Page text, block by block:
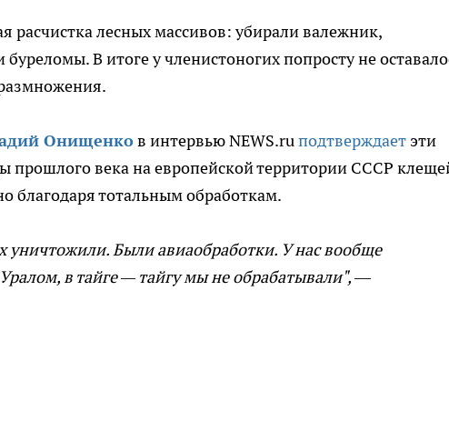
расчистка лесных массивов: убирали валежник,
В итоге у членистоногих попросту не
Онищенков интервью NEWS.ruподтверждает эти
прошлого века на европейской территории СССР
благодаря тотальным обработкам.
уничтожили. Были авиаобработки. У нас вообще
в тайге — тайгу мы не обрабатывали",—